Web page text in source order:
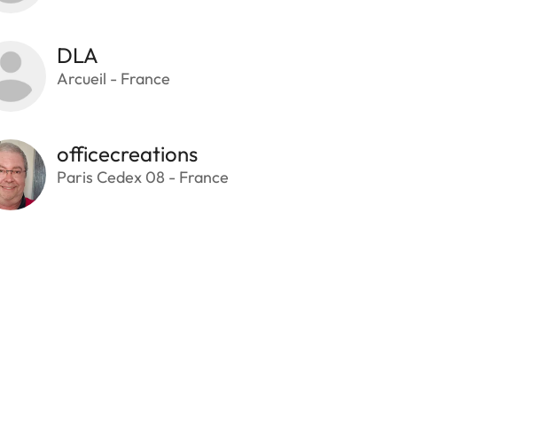
DLA
Arcueil - France
officecreations
Paris Cedex 08 - France